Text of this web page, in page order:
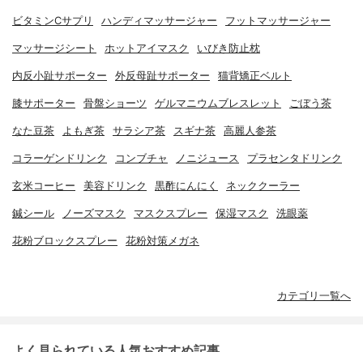
ビタミンCサプリ ハンディマッサージャー フットマッサージャー
マッサージシート ホットアイマスク いびき防止枕
内反小趾サポーター 外反母趾サポーター 猫背矯正ベルト
膝サポーター 骨盤ショーツ ゲルマニウムブレスレット ごぼう茶
なた豆茶 よもぎ茶 サラシア茶 スギナ茶 高麗人参茶
コラーゲンドリンク コンブチャ ノニジュース プラセンタドリンク
玄米コーヒー 美容ドリンク 黒酢にんにく ネッククーラー
鍼シール ノーズマスク マスクスプレー 保湿マスク 洗眼薬
花粉ブロックスプレー 花粉対策メガネ
カテゴリ一覧へ